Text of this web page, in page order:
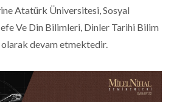
Atatürk Üniversitesi, Sosyal
Ve Din Bilimleri, Dinler Tarihi Bilim
olarak devam etmektedir.